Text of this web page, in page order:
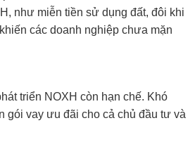
như miễn tiền sử dụng đất, đôi khi
các doanh nghiệp chưa mặn
triển NOXH còn hạn chế. Khó
gói vay ưu đãi cho cả chủ đầu tư và